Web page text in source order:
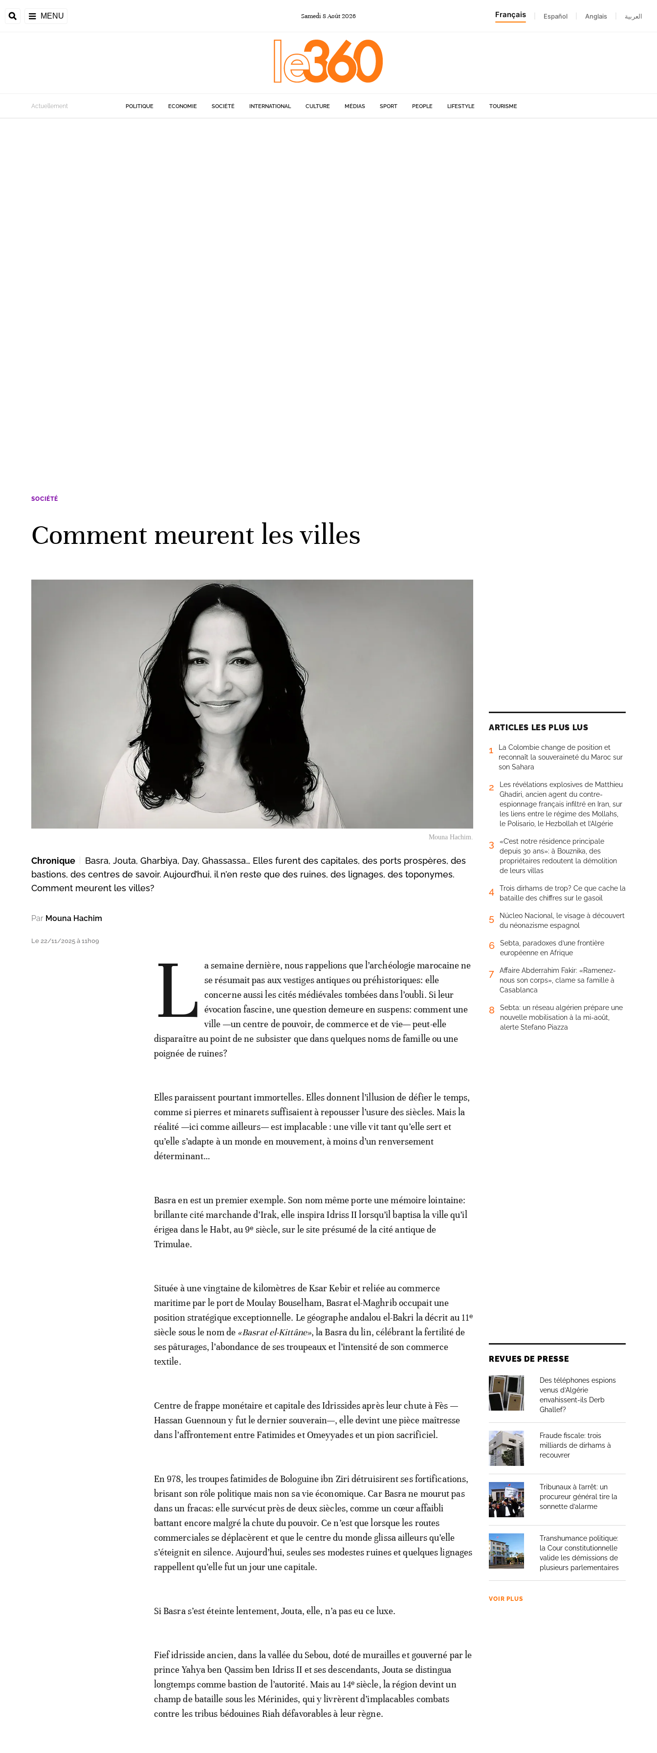
MENU Samedi 8Août2026 Français Español Anglais العربية
Actuellement POLITIQUE ECONOMIE SOCIÉTÉ INTERNATIONAL CULTURE MÉDIAS SPORT PEOPLE LIFESTYLE TOURISME
SOCIÉTÉ
Comment meurent les villes
Mouna Hachim.
Chronique
Basra, Jouta, Gharbiya, Day, Ghassassa… Elles furent des capitales, des ports prospères, des
bastions, des centres de savoir. Aujourd’hui, il n’en reste que des ruines, des lignages, des toponymes.
Comment meurent les villes?
Par Mouna Hachim
Le 22/11/2025 à 11h09 L
a semaine dernière, nous rappelions que l’archéologie marocaine ne
se résumait pas aux vestiges antiques ou préhistoriques: elle
concerne aussi les cités médiévales tombées dans l’oubli. Si leur
évocation fascine, une question demeure en suspens: comment une
ville —un centre de pouvoir, de commerce et de vie— peut-elle
disparaître au point de ne subsister que dans quelques noms de famille ou une
poignée de ruines?
Elles paraissent pourtant immortelles. Elles donnent l’illusion de défier le temps,
comme si pierres et minarets suffisaient à repousser l’usure des siècles. Mais la
réalité —ici comme ailleurs— est implacable : une ville vit tant qu’elle sert et
qu’elle s’adapte à un monde en mouvement, à moins d’un renversement
déterminant…
Basra en est un premier exemple. Son nom même porte une mémoire lointaine:
brillante cité marchande d’Irak, elle inspira Idriss II lorsqu’il baptisa la ville qu’il
érigea dans le Habt, au 9ᵉ siècle, sur le site présumé de la cité antique de
Trimulae.
Située à une vingtaine de kilomètres de Ksar Kebir et reliée au commerce
maritime par le port de Moulay Bouselham, Basrat el-Maghrib occupait une
position stratégique exceptionnelle. Le géographe andalou el-Bakri la décrit au 11ᵉ
siècle sous le nom de «Basrat el-Kittâne», la Basra du lin, célébrant la fertilité de
ses pâturages, l’abondance de ses troupeaux et l’intensité de son commerce
textile.
Centre de frappe monétaire et capitale des Idrissides après leur chute à Fès —
Hassan Guennoun y fut le dernier souverain—, elle devint une pièce maîtresse
dans l’affrontement entre Fatimides et Omeyyades et un pion sacrificiel.
En 978, les troupes fatimides de Bologuine ibn Ziri détruisirent ses fortifications,
brisant son rôle politique mais non sa vie économique. Car Basra ne mourut pas
dans un fracas: elle survécut près de deux siècles, comme un cœur affaibli
battant encore malgré la chute du pouvoir. Ce n’est que lorsque les routes
commerciales se déplacèrent et que le centre du monde glissa ailleurs qu’elle
s’éteignit en silence. Aujourd’hui, seules ses modestes ruines et quelques lignages
rappellent qu’elle fut un jour une capitale.
Si Basra s’est éteinte lentement, Jouta, elle, n’a pas eu ce luxe.
Fief idrisside ancien, dans la vallée du Sebou, doté de murailles et gouverné par le
prince Yahya ben Qassim ben Idriss II et ses descendants, Jouta se distingua
longtemps comme bastion de l’autorité. Mais au 14ᵉ siècle, la région devint un
champ de bataille sous les Mérinides, qui y livrèrent d’implacables combats
contre les tribus bédouines Riah défavorables à leur règne.
ARTICLES LES PLUS LUS
1
La Colombie change de position et
reconnaît la souveraineté du Maroc sur
son Sahara
2
Les révélations explosives de Matthieu
Ghadiri, ancien agent du contre-
espionnage français infiltré en Iran, sur
les liens entre le régime des Mollahs,
le Polisario, le Hezbollah et l’Algérie
3
«C’est notre résidence principale
depuis 30 ans»: à Bouznika, des
propriétaires redoutent la démolition
de leurs villas
4
Trois dirhams de trop? Ce que cache la
bataille des chiffres sur le gasoil
5
Núcleo Nacional, le visage à découvert
du néonazisme espagnol
6
Sebta, paradoxes d’une frontière
européenne en Afrique
7
Affaire Abderrahim Fakir: «Ramenez-
nous son corps», clame sa famille à
Casablanca
8
Sebta: un réseau algérien prépare une
nouvelle mobilisation à la mi-août,
alerte Stefano Piazza
REVUES DE PRESSE
Des téléphones espions
venus d’Algérie
envahissent-ils Derb
Ghallef?
Fraude fiscale: trois
milliards de dirhams à
recouvrer
Tribunaux à l’arrêt: un
procureur général tire la
sonnette d’alarme
Transhumance politique:
la Cour constitutionnelle
valide les démissions de
plusieurs parlementaires
VOIR PLUS